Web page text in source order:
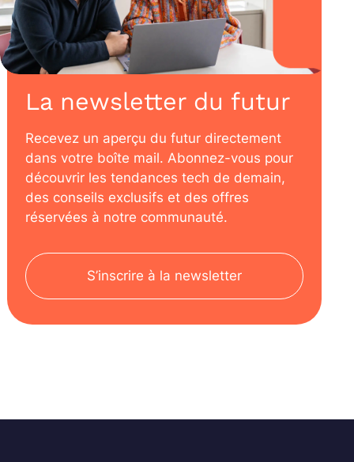
La newsletter du futur
Recevez un aperçu du futur directement
dans votre boîte mail. Abonnez-vous pour
découvrir les tendances tech de demain,
des conseils exclusifs et des offres
réservées à notre communauté.
S’inscrire à la newsletter